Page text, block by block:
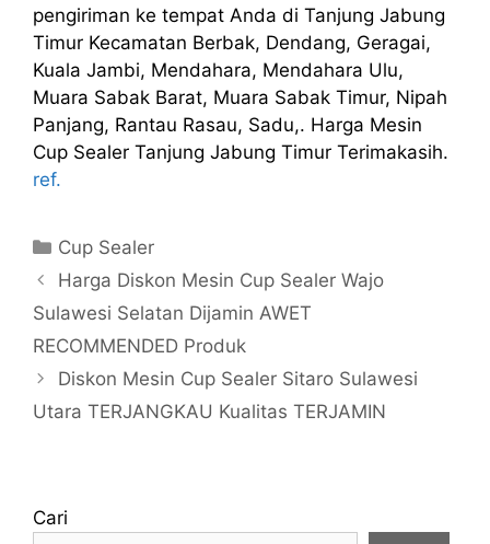
pengiriman ke tempat Anda di Tanjung Jabung
Timur Kecamatan Berbak, Dendang, Geragai,
Kuala Jambi, Mendahara, Mendahara Ulu,
Muara Sabak Barat, Muara Sabak Timur, Nipah
Panjang, Rantau Rasau, Sadu,. Harga Mesin
Cup Sealer Tanjung Jabung Timur Terimakasih.
ref.
Kategori
Cup Sealer
Harga Diskon Mesin Cup Sealer Wajo
Sulawesi Selatan Dijamin AWET
RECOMMENDED Produk
Diskon Mesin Cup Sealer Sitaro Sulawesi
Utara TERJANGKAU Kualitas TERJAMIN
Cari